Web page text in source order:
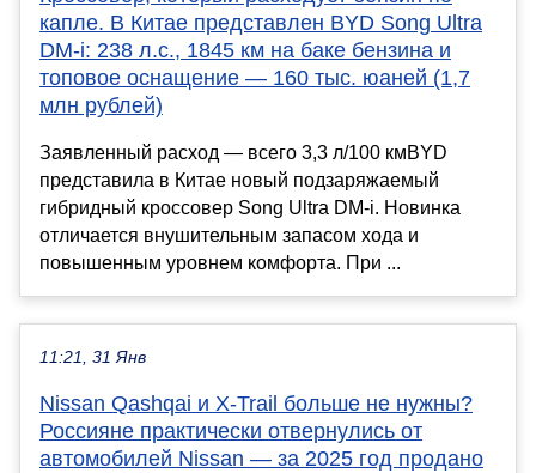
капле. В Китае представлен BYD Song Ultra
DM-i: 238 л.с., 1845 км на баке бензина и
топовое оснащение — 160 тыс. юаней (1,7
млн рублей)
Заявленный расход — всего 3,3 л/100 кмBYD
представила в Китае новый подзаряжаемый
гибридный кроссовер Song Ultra DM-i. Новинка
отличается внушительным запасом хода и
повышенным уровнем комфорта. При ...
11:21, 31 Янв
Nissan Qashqai и X-Trail больше не нужны?
Россияне практически отвернулись от
автомобилей Nissan — за 2025 год продано